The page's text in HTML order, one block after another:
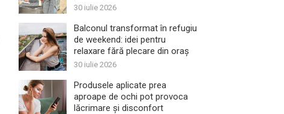
30 iulie 2026
Balconul transformat în refugiu
de weekend: idei pentru
relaxare fără plecare din oraș
30 iulie 2026
Produsele aplicate prea
aproape de ochi pot provoca
lăcrimare și disconfort